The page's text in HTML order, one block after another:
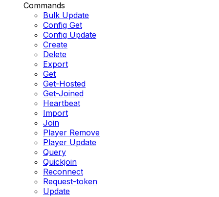
Commands
Bulk Update
Config Get
Config Update
Create
Delete
Export
Get
Get-Hosted
Get-Joined
Heartbeat
Import
Join
Player Remove
Player Update
Query
Quickjoin
Reconnect
Request-token
Update